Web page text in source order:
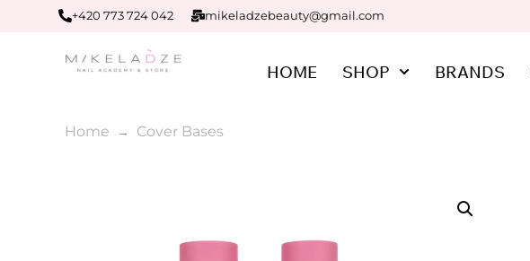
+420 773 724 042 mikeladzebeauty@gmail.com
HOME SHOP BRANDS
Home Cover Bases